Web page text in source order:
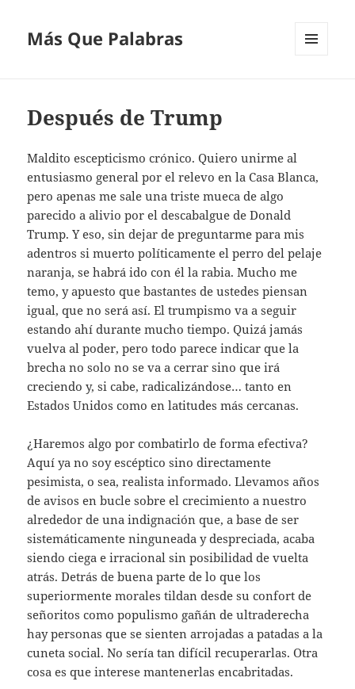
Más Que Palabras
Después de Trump
Maldito escepticismo crónico. Quiero unirme al
entusiasmo general por el relevo en la Casa Blanca,
pero apenas me sale una triste mueca de algo
parecido a alivio por el descabalgue de Donald
Trump. Y eso, sin dejar de preguntarme para mis
adentros si muerto políticamente el perro del pelaje
naranja, se habrá ido con él la rabia. Mucho me
temo, y apuesto que bastantes de ustedes piensan
igual, que no será así. El trumpismo va a seguir
estando ahí durante mucho tiempo. Quizá jamás
vuelva al poder, pero todo parece indicar que la
brecha no solo no se va a cerrar sino que irá
creciendo y, si cabe, radicalizándose… tanto en
Estados Unidos como en latitudes más cercanas.
¿Haremos algo por combatirlo de forma efectiva?
Aquí ya no soy escéptico sino directamente
pesimista, o sea, realista informado. Llevamos años
de avisos en bucle sobre el crecimiento a nuestro
alrededor de una indignación que, a base de ser
sistemáticamente ninguneada y despreciada, acaba
siendo ciega e irracional sin posibilidad de vuelta
atrás. Detrás de buena parte de lo que los
superiormente morales tildan desde su confort de
señoritos como populismo gañán de ultraderecha
hay personas que se sienten arrojadas a patadas a la
cuneta social. No sería tan difícil recuperarlas. Otra
cosa es que interese mantenerlas encabritadas.